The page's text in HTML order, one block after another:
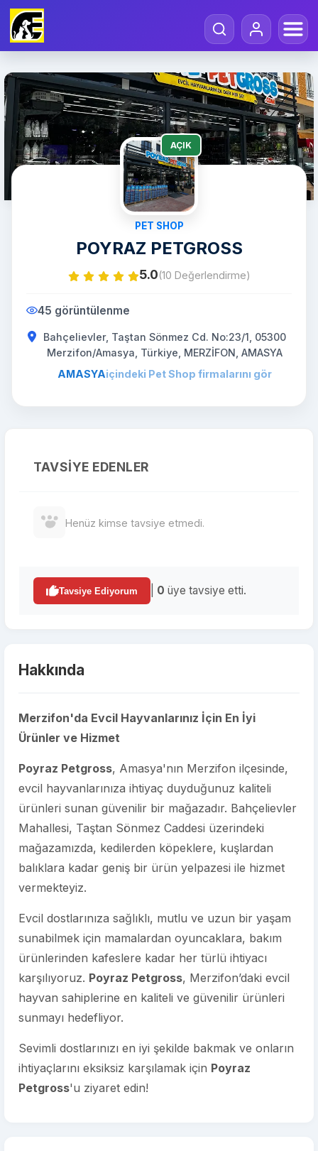
AÇIK
PET SHOP
POYRAZ PETGROSS
5.0(10 Değerlendirme)
45 görüntülenme
Bahçelievler, Taştan Sönmez Cd. No:23/1, 05300
Merzifon/Amasya, Türkiye, MERZİFON, AMASYA
AMASYAiçindeki Pet Shop firmalarını gör
TAVSIYE EDENLER
Henüz kimse tavsiye etmedi.
Tavsiye Ediyorum 0 üye tavsiye etti.
Hakkında
Merzifon'da Evcil Hayvanlarınız İçin En İyi
Ürünler ve Hizmet
Poyraz Petgross, Amasya'nın Merzifon ilçesinde,
evcil hayvanlarınıza ihtiyaç duyduğunuz kaliteli
ürünleri sunan güvenilir bir mağazadır. Bahçelievler
Mahallesi, Taştan Sönmez Caddesi üzerindeki
mağazamızda, kedilerden köpeklere, kuşlardan
balıklara kadar geniş bir ürün yelpazesi ile hizmet
vermekteyiz.
Evcil dostlarınıza sağlıklı, mutlu ve uzun bir yaşam
sunabilmek için mamalardan oyuncaklara, bakım
ürünlerinden kafeslere kadar her türlü ihtiyacı
karşılıyoruz. Poyraz Petgross, Merzifon’daki evcil
hayvan sahiplerine en kaliteli ve güvenilir ürünleri
sunmayı hedefliyor.
Sevimli dostlarınızı en iyi şekilde bakmak ve onların
ihtiyaçlarını eksiksiz karşılamak için Poyraz
Petgross'u ziyaret edin!